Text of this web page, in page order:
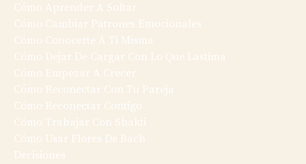
Cómo Aprender A Soltar
Cómo Cambiar Patrones Emocionales
Cómo Conocerte A Ti Misma
Cómo Dejar De Cargar Con Lo Que Lastima
Cómo Empezar A Crecer
Cómo Reconectar Con Tu Pareja
Cómo Reconectar Contigo
Cómo Trabajar Con Shakti
Cómo Usar Flores De Bach
Decisiones